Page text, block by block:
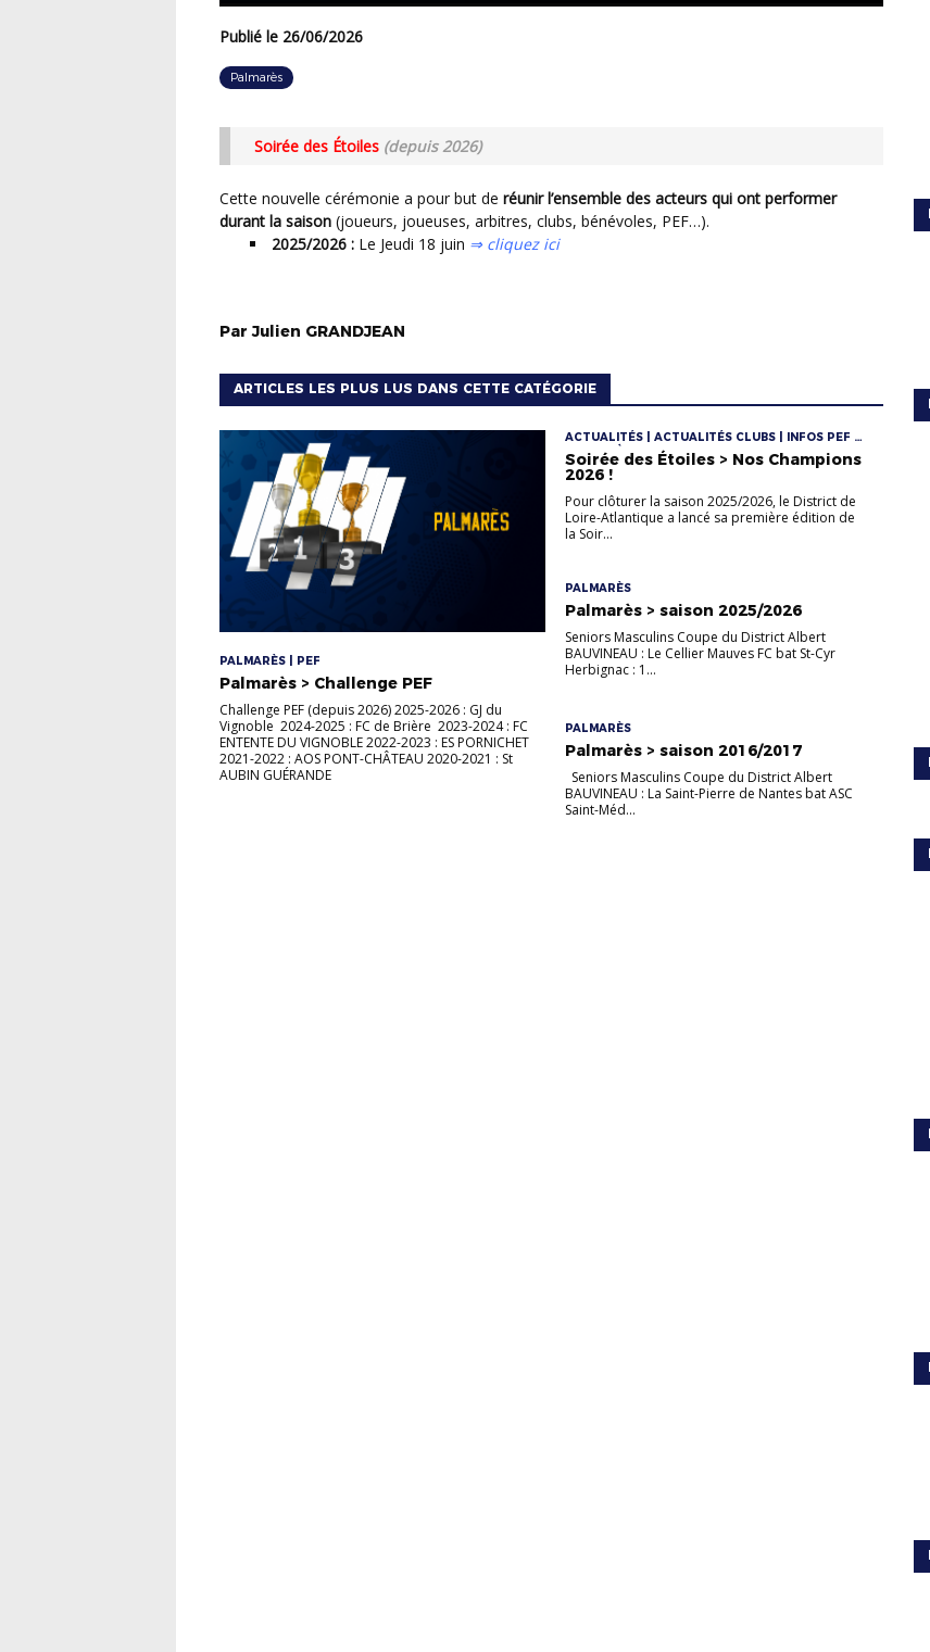
Publié le 26/06/2026
Palmarès
Soirée des Étoiles (depuis 2026)
Cette nouvelle cérémonie a pour but de réunir l’ensemble des acteurs qui ont performer
durant la saison (joueurs, joueuses, arbitres, clubs, bénévoles, PEF…).
2025/2026 : Le Jeudi 18 juin ⇒ cliquez ici
ParJulien GRANDJEAN
ARTICLES LES PLUS LUS DANS CETTE CATÉGORIE
PALMARÈS | PEF
Palmarès > Challenge PEF
Challenge PEF (depuis 2026) 2025-2026 : GJ du
Vignoble 2024-2025 : FC de Brière 2023-2024 : FC
ENTENTE DU VIGNOBLE 2022-2023 : ES PORNICHET
2021-2022 : AOS PONT-CHÂTEAU 2020-2021 : St
AUBIN GUÉRANDE
ACTUALITÉS | ACTUALITÉS CLUBS | INFOS PEF |
PALMARÈS
Soirée des Étoiles > Nos Champions
2026 !
Pour clôturer la saison 2025/2026, le District de
Loire-Atlantique a lancé sa première édition de
la Soir...
PALMARÈS
Palmarès > saison 2025/2026
Seniors Masculins Coupe du District Albert
BAUVINEAU : Le Cellier Mauves FC bat St-Cyr
Herbignac : 1...
PALMARÈS
Palmarès > saison 2016/2017
Seniors Masculins Coupe du District Albert
BAUVINEAU : La Saint-Pierre de Nantes bat ASC
Saint-Méd...